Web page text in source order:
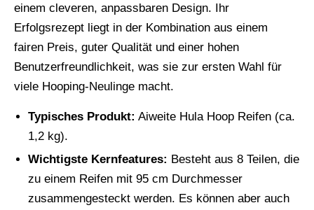
einem cleveren, anpassbaren Design. Ihr
Erfolgsrezept liegt in der Kombination aus einem
fairen Preis, guter Qualität und einer hohen
Benutzerfreundlichkeit, was sie zur ersten Wahl für
viele Hooping-Neulinge macht.
Typisches Produkt: Aiweite Hula Hoop Reifen (ca.
1,2 kg).
Wichtigste Kernfeatures: Besteht aus 8 Teilen, die
zu einem Reifen mit 95 cm Durchmesser
zusammengesteckt werden. Es können aber auch